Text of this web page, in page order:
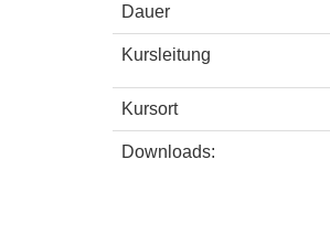
Dauer
Kursleitung
Kursort
Downloads: